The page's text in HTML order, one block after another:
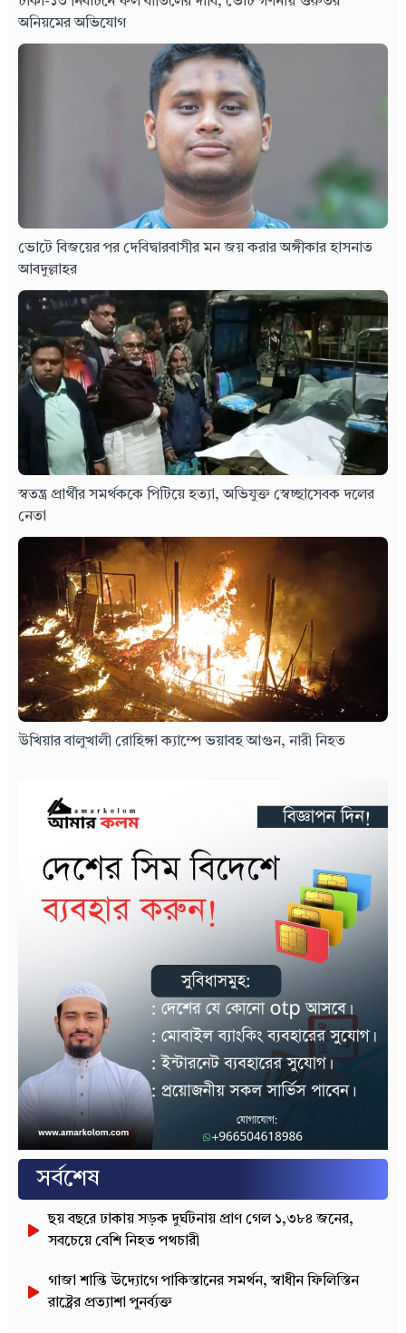
অনিয়মের অভিযোগ
ভোটে বিজয়ের পর দেবিদ্বারবাসীর মন জয় করার অঙ্গীকার হাসনাত
আবদুল্লাহর
স্বতন্ত্র প্রার্থীর সমর্থককে পিটিয়ে হত্যা, অভিযুক্ত স্বেচ্ছাসেবক দলের
নেতা
উখিয়ার বালুখালী রোহিঙ্গা ক্যাম্পে ভয়াবহ আগুন, নারী নিহত
সর্বশেষ
ছয় বছরে ঢাকায় সড়ক দুর্ঘটনায় প্রাণ গেল ১,৩৮৪ জনের,
সবচেয়ে বেশি নিহত পথচারী
গাজা শান্তি উদ্যোগে পাকিস্তানের সমর্থন, স্বাধীন ফিলিস্তিন
রাষ্ট্রের প্রত্যাশা পুনর্ব্যক্ত